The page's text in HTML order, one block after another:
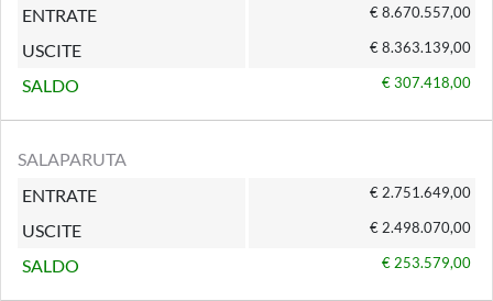
ENTRATE
€ 8.670.557,00
USCITE € 8.363.139,00
SALDO € 307.418,00
SALAPARUTA
ENTRATE
€ 2.751.649,00
USCITE € 2.498.070,00
SALDO € 253.579,00